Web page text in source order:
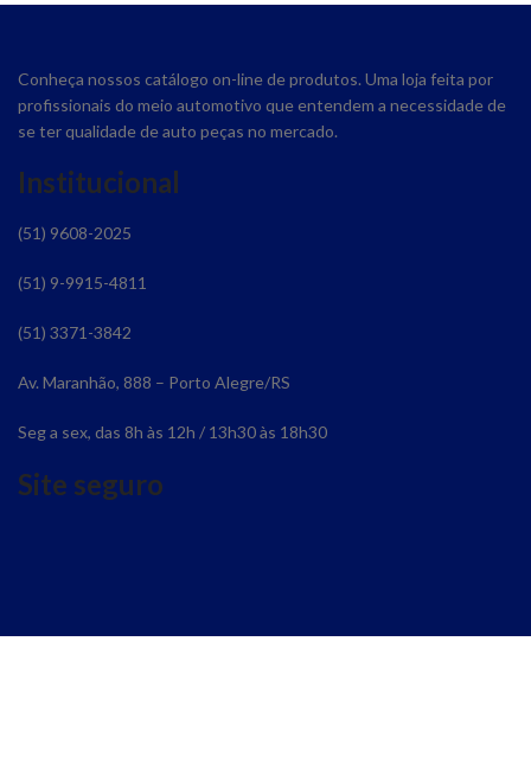
Conheça nossos catálogo on-line de produtos. Uma loja feita por
profissionais do meio automotivo que entendem a necessidade de
se ter qualidade de auto peças no mercado.
Institucional
(51) 9608-2025
(51) 9-9915-4811
(51) 3371-3842
Av. Maranhão, 888 – Porto Alegre/RS
Seg a sex, das 8h às 12h / 13h30 às 18h30
Site seguro